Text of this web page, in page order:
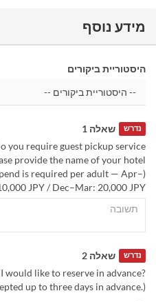
מידע נוסף
היסטוריית ביקורים
שאלה 1 נדרש
you require guest pickup service?
provide the name of your hotel.
is required per adult — Apr–
JPY / Dec–Mar: 20,000 JPY.)
שאלה 2 נדרש
would like to reserve in advance?
up to three days in advance.)